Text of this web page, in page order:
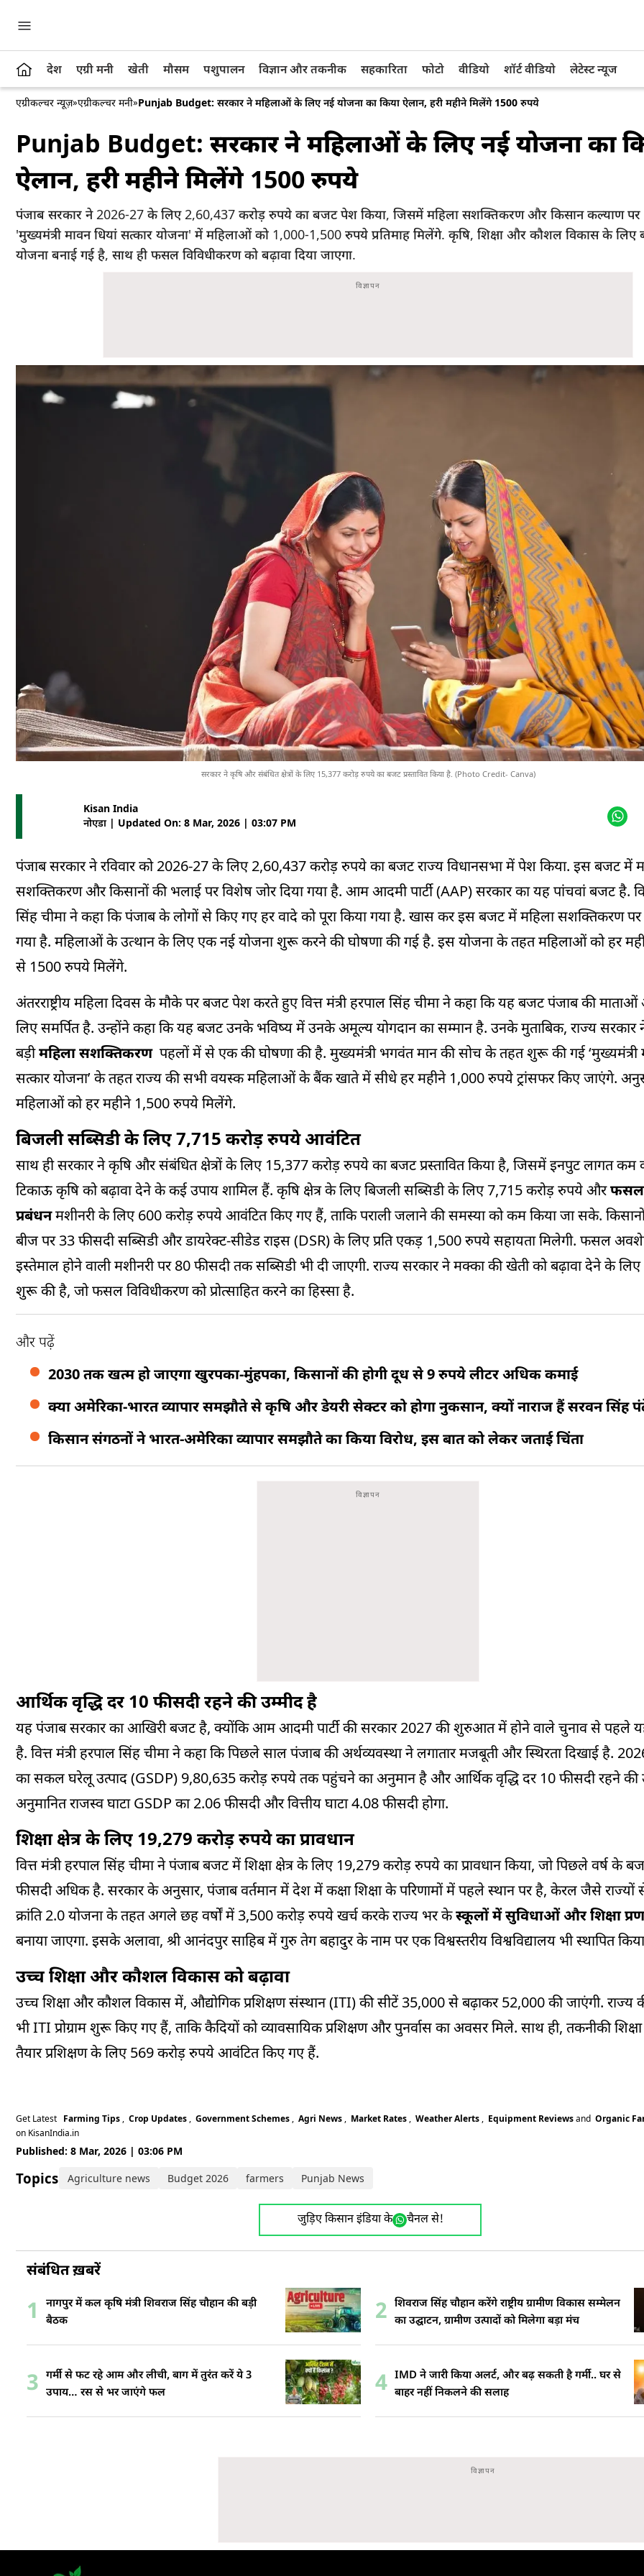
देश एग्री मनी खेती मौसम पशुपालन विज्ञान और तकनीक सहकारिता फोटो वीडियो शॉर्ट वीडियो लेटेस्ट न्यूज
एग्रीकल्चर न्यूज़»एग्रीकल्चर मनी»Punjab Budget: सरकार ने महिलाओं के लिए नई योजना का किया ऐलान, हरी महीने मिलेंगे 1500 रुपये
Punjab Budget: सरकार ने महिलाओं के लिए नई योजना का
ऐलान, हरी महीने मिलेंगे 1500 रुपये
पंजाब सरकार ने 2026-27 के लिए 2,60,437 करोड़ रुपये का बजट पेश किया, जिसमें महिला सशक्तिकरण और किसान कल्याण पर
'मुख्यमंत्री मावन धियां सत्कार योजना' में महिलाओं को 1,000-1,500 रुपये प्रतिमाह मिलेंगे. कृषि, शिक्षा और कौशल विकास के लिए
योजना बनाई गई है, साथ ही फसल विविधीकरण को बढ़ावा दिया जाएगा.
सरकार ने कृषि और संबंधित क्षेत्रों के लिए 15,377 करोड़ रुपये का बजट प्रस्तावित किया है. (Photo Credit- Canva)
Kisan India
नोएडा | Updated On: 8 Mar, 2026 | 03:07 PM
पंजाब सरकार ने रविवार को 2026-27 के लिए 2,60,437 करोड़ रुपये का बजट राज्य विधानसभा में पेश किया. इस बजट में
सशक्तिकरण और किसानों की भलाई पर विशेष जोर दिया गया है. आम आदमी पार्टी (AAP) सरकार का यह पांचवां बजट है.
सिंह चीमा ने कहा कि पंजाब के लोगों से किए गए हर वादे को पूरा किया गया है. खास कर इस बजट में महिला सशक्तिकरण
गया है. महिलाओं के उत्थान के लिए एक नई योजना शुरू करने की घोषणा की गई है. इस योजना के तहत महिलाओं को हर
से 1500 रुपये मिलेंगे.
अंतरराष्ट्रीय महिला दिवस के मौके पर बजट पेश करते हुए वित्त मंत्री हरपाल सिंह चीमा ने कहा कि यह बजट पंजाब की
लिए समर्पित है. उन्होंने कहा कि यह बजट उनके भविष्य में उनके अमूल्य योगदान का सम्मान है. उनके मुताबिक, राज्य
बड़ीमहिला सशक्तिकरणपहलों में से एक की घोषणा की है. मुख्यमंत्री भगवंत मान की सोच के तहत शुरू की गई ‘मुख्यमंत्री
सत्कार योजना’ के तहत राज्य की सभी वयस्क महिलाओं के बैंक खाते में सीधे हर महीने 1,000 रुपये ट्रांसफर किए जाएंगे.
महिलाओं को हर महीने 1,500 रुपये मिलेंगे.
बिजली सब्सिडी के लिए 7,715 करोड़ रुपये आवंटित
साथ ही सरकार ने कृषि और संबंधित क्षेत्रों के लिए 15,377 करोड़ रुपये का बजट प्रस्तावित किया है, जिसमें इनपुट लागत
टिकाऊ कृषि को बढ़ावा देने के कई उपाय शामिल हैं. कृषि क्षेत्र के लिए बिजली सब्सिडी के लिए 7,715 करोड़ रुपये और
प्रबंधनमशीनरी के लिए 600 करोड़ रुपये आवंटित किए गए हैं, ताकि पराली जलाने की समस्या को कम किया जा सके.
बीज पर 33 फीसदी सब्सिडी और डायरेक्ट-सीडेड राइस (DSR) के लिए प्रति एकड़ 1,500 रुपये सहायता मिलेगी. फसल
इस्तेमाल होने वाली मशीनरी पर 80 फीसदी तक सब्सिडी भी दी जाएगी. राज्य सरकार ने मक्का की खेती को बढ़ावा देने के
शुरू की है, जो फसल विविधीकरण को प्रोत्साहित करने का हिस्सा है.
और पढ़ें
2030 तक खत्म हो जाएगा खुरपका-मुंहपका, किसानों की होगी दूध से 9 रुपये लीटर अधिक कमाई
क्या अमेरिका-भारत व्यापार समझौते से कृषि और डेयरी सेक्टर को होगा नुकसान, क्यों नाराज हैं सरवन सिंह
किसान संगठनों ने भारत-अमेरिका व्यापार समझौते का किया विरोध, इस बात को लेकर जताई चिंता
आर्थिक वृद्धि दर 10 फीसदी रहने की उम्मीद है
यह पंजाब सरकार का आखिरी बजट है, क्योंकि आम आदमी पार्टी की सरकार 2027 की शुरुआत में होने वाले चुनाव से पहले
है. वित्त मंत्री हरपाल सिंह चीमा ने कहा कि पिछले साल पंजाब की अर्थव्यवस्था ने लगातार मजबूती और स्थिरता दिखाई है.
का सकल घरेलू उत्पाद (GSDP) 9,80,635 करोड़ रुपये तक पहुंचने का अनुमान है और आर्थिक वृद्धि दर 10 फीसदी रहने की
अनुमानित राजस्व घाटा GSDP का 2.06 फीसदी और वित्तीय घाटा 4.08 फीसदी होगा.
शिक्षा क्षेत्र के लिए 19,279 करोड़ रुपये का प्रावधान
वित्त मंत्री हरपाल सिंह चीमा ने पंजाब बजट में शिक्षा क्षेत्र के लिए 19,279 करोड़ रुपये का प्रावधान किया, जो पिछले वर्ष के
फीसदी अधिक है. सरकार के अनुसार, पंजाब वर्तमान में देश में कक्षा शिक्षा के परिणामों में पहले स्थान पर है, केरल जैसे राज्यों
क्रांति 2.0 योजना के तहत अगले छह वर्षों में 3,500 करोड़ रुपये खर्च करके राज्य भर केस्कूलों में सुविधाओं और शिक्षा
बनाया जाएगा. इसके अलावा, श्री आनंदपुर साहिब में गुरु तेग बहादुर के नाम पर एक विश्वस्तरीय विश्वविद्यालय भी स्थापित
उच्च शिक्षा और कौशल विकास को बढ़ावा
उच्च शिक्षा और कौशल विकास में, औद्योगिक प्रशिक्षण संस्थान (ITI) की सीटें 35,000 से बढ़ाकर 52,000 की जाएंगी. राज्य
भी ITI प्रोग्राम शुरू किए गए हैं, ताकि कैदियों को व्यावसायिक प्रशिक्षण और पुनर्वास का अवसर मिले. साथ ही, तकनीकी
तैयार प्रशिक्षण के लिए 569 करोड़ रुपये आवंटित किए गए हैं.
Get Latest Farming Tips , Crop Updates , Government Schemes , Agri News , Market Rates , Weather Alerts , Equipment Reviewsand Organic
on KisanIndia.in
Published: 8 Mar, 2026 | 03:06 PM
Topics: Agriculture news Budget 2026 farmers Punjab News
जुड़िए किसान इंडिया के चैनल से!
संबंधित ख़बरें
1
नागपुर में कल कृषि मंत्री शिवराज सिंह चौहान की बड़ी
बैठक
2 शिवराज सिंह चौहान करेंगे राष्ट्रीय ग्रामीण विकास सम्मेलन
का उद्घाटन, ग्रामीण उत्पादों को मिलेगा बड़ा मंच
3 गर्मी से फट रहे आम और लीची, बाग में तुरंत करें ये 3
उपाय… रस से भर जाएंगे फल
4 IMD ने जारी किया अलर्ट, और बढ़ सकती है गर्मी.. घर से
बाहर नहीं निकलने की सलाह